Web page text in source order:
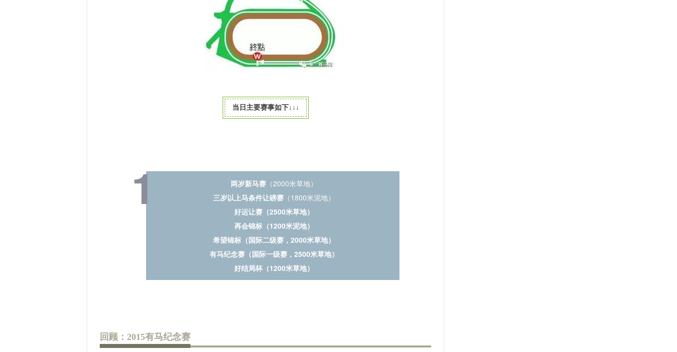
当日主要赛事如下↓↓↓
1 两岁新马赛 （2000米草地）
三岁以上马条件让磅赛 （1800米泥地）
好运让赛（2500米草地）
再会锦标（1200米泥地）
希望锦标（国际二级赛，2000米草地）
有马纪念赛（国际一级赛，2500米草地）
好结局杯（1200米草地）
回顾：2015有马纪念赛